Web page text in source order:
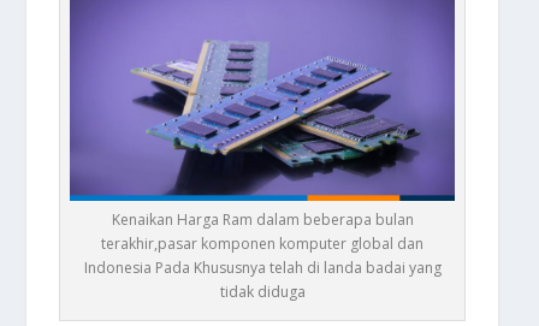
Kenaikan Harga Ram dalam beberapa bulan
terakhir,pasar komponen komputer global dan
Indonesia Pada Khususnya telah di landa badai yang
tidak diduga